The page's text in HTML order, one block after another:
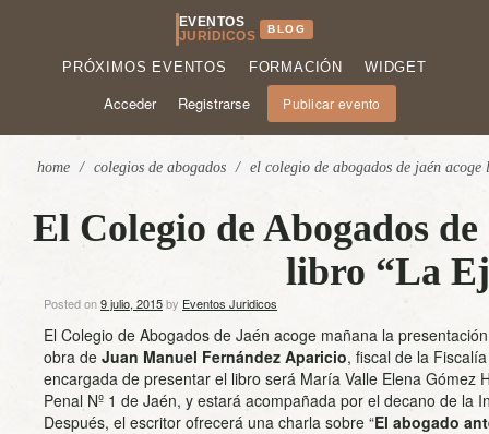
EVENTOS
JURÍDICOS
BLOG
PRÓXIMOS EVENTOS FORMACIÓN WIDGET
Acceder Registrarse Publicar evento
home / colegios de abogados / el colegio de abogados de jaén
El Colegio de Abogados
libro “La
Posted on9 julio, 2015by Eventos Juridicos
El Colegio de Abogados de Jaén acoge mañana la
obra de Juan Manuel Fernández Aparicio, fiscal de la
encargada de presentar el libro será María Valle Elena Gómez
Penal Nº 1 de Jaén, y estará acompañada por el decano de la
Después, el escritor ofrecerá una charla sobre “El abogado